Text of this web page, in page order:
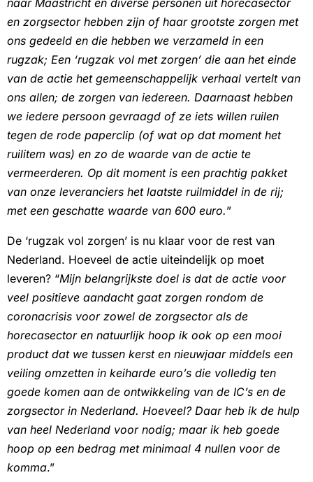
naar Maastricht en diverse personen uit horecasector
en zorgsector hebben zijn of haar grootste zorgen met
ons gedeeld en die hebben we verzameld in een
rugzak; Een ‘rugzak vol met zorgen’ die aan het einde
van de actie het gemeenschappelijk verhaal vertelt van
ons allen; de zorgen van iedereen. Daarnaast hebben
we iedere persoon gevraagd of ze iets willen ruilen
tegen de rode paperclip (of wat op dat moment het
ruilitem was) en zo de waarde van de actie te
vermeerderen. Op dit moment is een prachtig pakket
van onze leveranciers het laatste ruilmiddel in de rij;
met een geschatte waarde van 600 euro.”
De ‘rugzak vol zorgen’ is nu klaar voor de rest van
Nederland. Hoeveel de actie uiteindelijk op moet
leveren? “Mijn belangrijkste doel is dat de actie voor
veel positieve aandacht gaat zorgen rondom de
coronacrisis voor zowel de zorgsector als de
horecasector en natuurlijk hoop ik ook op een mooi
product dat we tussen kerst en nieuwjaar middels een
veiling omzetten in keiharde euro’s die volledig ten
goede komen aan de ontwikkeling van de IC’s en de
zorgsector in Nederland. Hoeveel? Daar heb ik de hulp
van heel Nederland voor nodig; maar ik heb goede
hoop op een bedrag met minimaal 4 nullen voor de
komma.”